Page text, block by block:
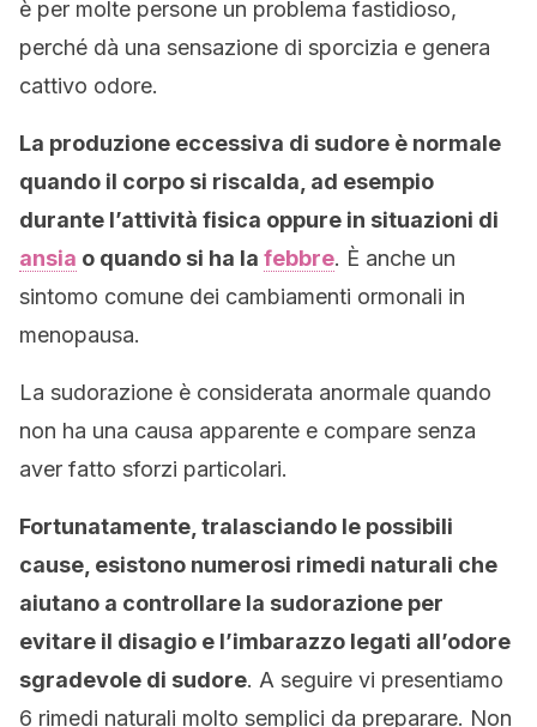
è per molte persone un problema fastidioso,
perché dà una sensazione di sporcizia e genera
cattivo odore.
La produzione eccessiva di sudore è normale
quando il corpo si riscalda, ad esempio
durante l’attività fisica oppure in situazioni di
ansia o quando si ha la febbre. È anche un
sintomo comune dei cambiamenti ormonali in
menopausa.
La sudorazione è considerata anormale quando
non ha una causa apparente e compare senza
aver fatto sforzi particolari.
Fortunatamente, tralasciando le possibili
cause, esistono numerosi rimedi naturali che
aiutano a controllare la sudorazione per
evitare il disagio e l’imbarazzo legati all’odore
sgradevole di sudore. A seguire vi presentiamo
6 rimedi naturali molto semplici da preparare. Non